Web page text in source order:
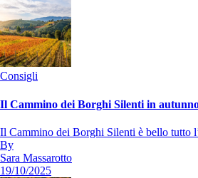
Consigli
Il Cammino dei Borghi Silenti in
Il Cammino dei Borghi Silenti è bello tutto
By
Sara Massarotto
19/10/2025